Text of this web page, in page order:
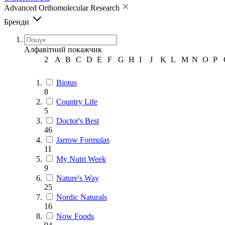
Advanced Orthomolecular Research
Бренди
Алфавітний покажчик
2
A B C D E F G H I J K L M N O P
Biotus
8
Country Life
5
Doctor's Best
46
Jarrow Formulas
11
My Nutri Week
9
Nature's Way
25
Nordic Naturals
16
Now Foods